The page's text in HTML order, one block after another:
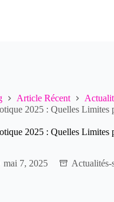
Article Récent
2025 : Quelles Limites
2025 : Quelles Limites
mai 7, 2025 Actualités-